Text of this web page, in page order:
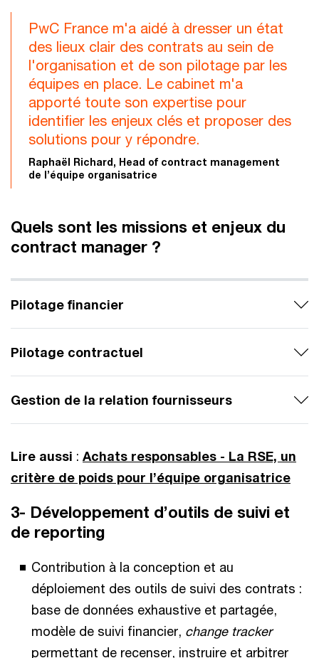
PwC France m'a aidé à dresser un état
des lieux clair des contrats au sein de
l'organisation et de son pilotage par les
équipes en place. Le cabinet m'a
apporté toute son expertise pour
identifier les enjeux clés et proposer des
solutions pour y répondre.
Raphaël Richard, Head of contract management
de l’équipe organisatrice
Quels sont les missions et enjeux du
contract manager ?
Pilotage financier
Pilotage contractuel
Gestion de la relation fournisseurs
Lire aussi : Achats responsables - La RSE, un
critère de poids pour l’équipe organisatrice
3- Développement d’outils de suivi et
de reporting
Contribution à la conception et au
déploiement des outils de suivi des contrats :
base de données exhaustive et partagée,
modèle de suivi financier, change tracker
permettant de recenser, instruire et arbitrer